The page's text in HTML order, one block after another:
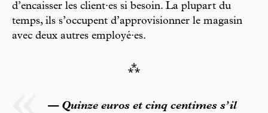
d’encaisser les client·es si besoin. La plupart du
temps, ils s’occupent d’approvisionner le magasin
avec deux autres employé·es.
⁂
— Quinze euros et cinq centimes s’il